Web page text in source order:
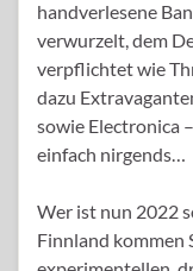
handverlesene
verwurzelt, dem
verpflichtet wie
dazu
sowie Electronica
einfach nirgends…
Wer ist nun 2022
Finnland kommen